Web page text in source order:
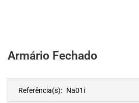
Armário Fechado
Referência(s): Na01i